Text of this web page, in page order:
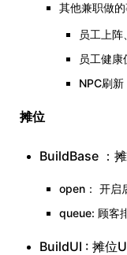
其他兼职做
员工上阵
员工健康
NPC刷新
摊位
BuildBase ：
open： 开启
queue: 顾客
BuildUI : 摊位